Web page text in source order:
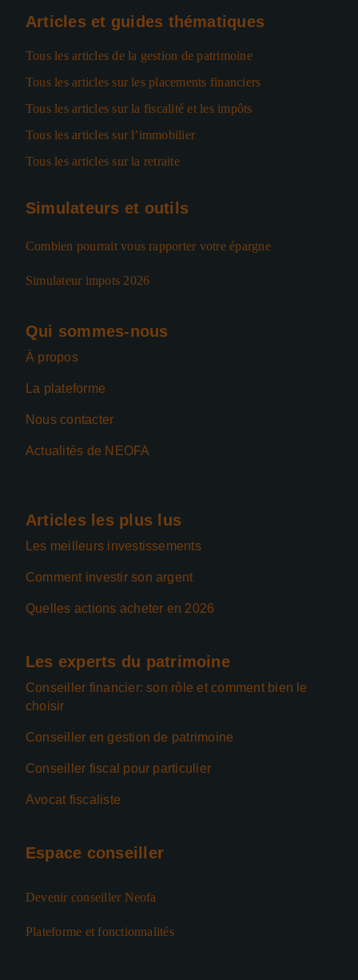
Articles et guides thématiques
Tous les articles de la gestion de patrimoine
Tous les articles sur les placements financiers
Tous les articles sur la fiscalité et les impôts
Tous les articles sur l’immobilier
Tous les articles sur la retraite
Simulateurs et outils
Combien pourrait vous rapporter votre épargne
Simulateur impots 2026
Qui sommes-nous
À propos
La plateforme
Nous contacter
Actualités de NEOFA
Articles les plus lus
Les meilleurs investissements
Comment investir son argent
Quelles actions acheter en 2026
Les experts du patrimoine
Conseiller financier: son rôle et comment bien le
choisir
Conseiller en gestion de patrimoine
Conseiller fiscal pour particulier
Avocat fiscaliste
Espace conseiller
Devenir conseiller Neofa
Plateforme et fonctionnalités